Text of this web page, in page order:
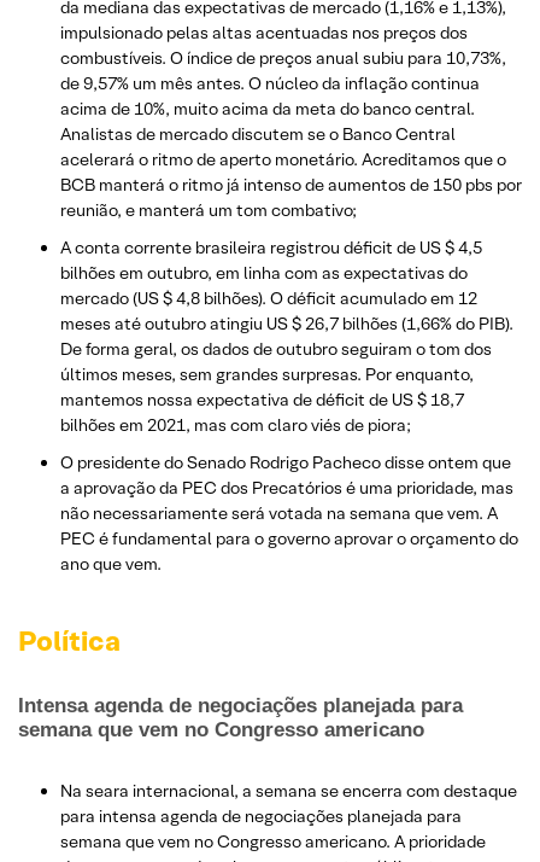
da mediana das expectativas de mercado (1,16% e 1,13%),
impulsionado pelas altas acentuadas nos preços dos
combustíveis. O índice de preços anual subiu para 10,73%,
de 9,57% um mês antes. O núcleo da inflação continua
acima de 10%, muito acima da meta do banco central.
Analistas de mercado discutem se o Banco Central
acelerará o ritmo de aperto monetário. Acreditamos que o
BCB manterá o ritmo já intenso de aumentos de 150 pbs por
reunião, e manterá um tom combativo;
A conta corrente brasileira registrou déficit de US $ 4,5
bilhões em outubro, em linha com as expectativas do
mercado (US $ 4,8 bilhões). O déficit acumulado em 12
meses até outubro atingiu US $ 26,7 bilhões (1,66% do PIB).
De forma geral, os dados de outubro seguiram o tom dos
últimos meses, sem grandes surpresas. Por enquanto,
mantemos nossa expectativa de déficit de US $ 18,7
bilhões em 2021, mas com claro viés de piora;
O presidente do Senado Rodrigo Pacheco disse ontem que
a aprovação da PEC dos Precatórios é uma prioridade, mas
não necessariamente será votada na semana que vem. A
PEC é fundamental para o governo aprovar o orçamento do
ano que vem.
Política
Intensa agenda de negociações planejada para
semana que vem no Congresso americano
Na seara internacional, a semana se encerra com destaque
para intensa agenda de negociações planejada para
semana que vem no Congresso americano. A prioridade